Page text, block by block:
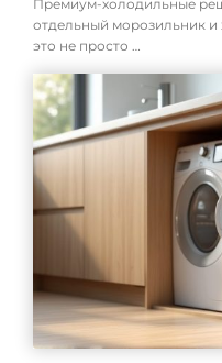
Премиум-холодильные
отдельный морозильник
это не просто …